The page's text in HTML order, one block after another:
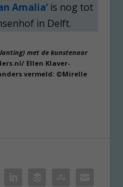
Amalia’ is nog tot
in Delft.
met de kunstenaar
Ellen Klaver-
vermeld: ©Mirelle